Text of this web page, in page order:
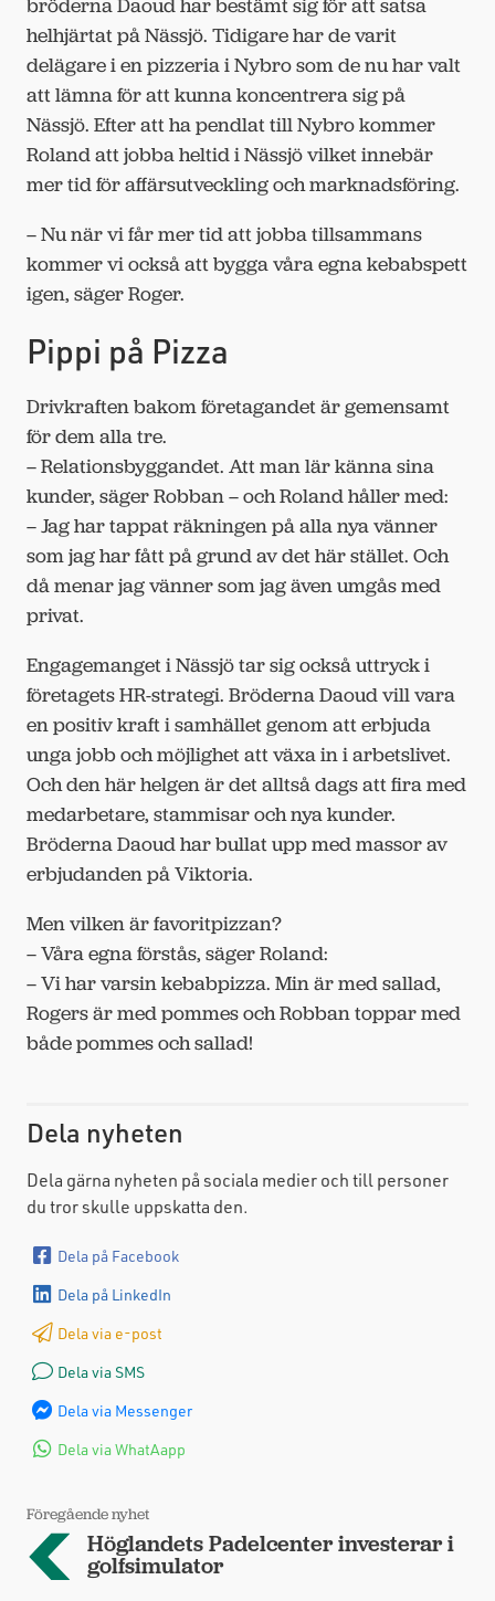
helhjärtat på Nässjö. Tidigare har de varit
delägare i en pizzeria i Nybro som de nu har valt
att lämna för att kunna koncentrera sig på
Nässjö. Efter att ha pendlat till Nybro kommer
Roland att jobba heltid i Nässjö vilket innebär
mer tid för affärsutveckling och marknadsföring.
– Nu när vi får mer tid att jobba tillsammans
kommer vi också att bygga våra egna kebabspett
igen, säger Roger.
Pippi på Pizza
Drivkraften bakom företagandet är gemensamt
för dem alla tre.
– Relationsbyggandet. Att man lär känna sina
kunder, säger Robban – och Roland håller med:
– Jag har tappat räkningen på alla nya vänner
som jag har fått på grund av det här stället. Och
då menar jag vänner som jag även umgås med
privat.
Engagemanget i Nässjö tar sig också uttryck i
företagets HR-strategi. Bröderna Daoud vill vara
en positiv kraft i samhället genom att erbjuda
unga jobb och möjlighet att växa in i arbetslivet.
Och den här helgen är det alltså dags att fira med
medarbetare, stammisar och nya kunder.
Bröderna Daoud har bullat upp med massor av
erbjudanden på Viktoria.
Men vilken är favoritpizzan?
– Våra egna förstås, säger Roland:
– Vi har varsin kebabpizza. Min är med sallad,
Rogers är med pommes och Robban toppar med
både pommes och sallad!
Dela nyheten
Dela gärna nyheten på sociala medier och till personer
du tror skulle uppskatta den.
Dela på Facebook
Dela på LinkedIn
Dela via e-post
Dela via SMS
Dela via Messenger
Dela via WhatAapp
Föregående nyhet
Höglandets Padelcenter investerar i
golfsimulator